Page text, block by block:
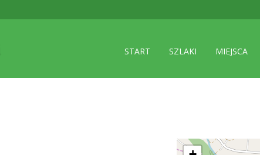
START SZLAKI
MIEJSCA